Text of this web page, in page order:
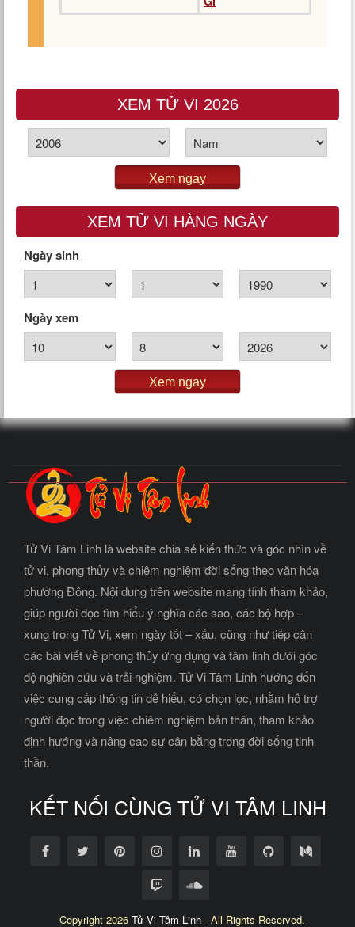
XEM TỬ VI 2026
Xem ngay
XEM TỬ VI HÀNG NGÀY
Ngày sinh
Ngày xem
Xem ngay
Tử Vi Tâm Linh là website chia sẻ kiến thức và góc nhìn về
tử vi, phong thủy và chiêm nghiệm đời sống theo văn hóa
phương Đông. Nội dung trên website mang tính tham khảo,
giúp người đọc tìm hiểu ý nghĩa các sao, các bộ hợp –
xung trong Tử Vi, xem ngày tốt – xấu, cũng như tiếp cận
các bài viết về phong thủy ứng dụng và tâm linh dưới góc
độ nghiên cứu và trải nghiệm. Tử Vi Tâm Linh hướng đến
việc cung cấp thông tin dễ hiểu, có chọn lọc, nhằm hỗ trợ
người đọc trong việc chiêm nghiệm bản thân, tham khảo
định hướng và nâng cao sự cân bằng trong đời sống tinh
thần.
KẾT NỐI CÙNG TỬ VI TÂM LINH
Copyright 2026 Tử Vi Tâm Linh- All Rights Reserved.-